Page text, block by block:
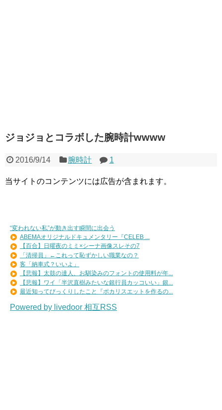
ジョジョとコラボした腕時計wwww
2016/9/14 腕時計 1
当サイトのコンテンツには広告が含まれます。
“変われない私”が動き出す瞬間に出会う
ABEMAオリジナルドキュメンタリー『CELEB ...
【百合】日曜夜のミミ×シーナ画像スレその7
「清掃員」←これって恥ずかしい職業なの？
客「納車式？いいよ」
【悲報】太鼓の達人、お馴染みのフォントの使用料が年...
【悲報】ワイ「半沢直樹みたいな銀行員カッコいい」銀...
最近知ってびっくりしたこと『ポカリスエットを作るの...
Powered by livedoor 相互RSS